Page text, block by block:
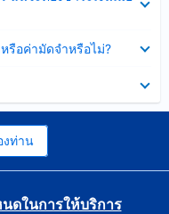
รือค่ามัดจำหรือไม่?
งท่าน
ดในการให้บริการ